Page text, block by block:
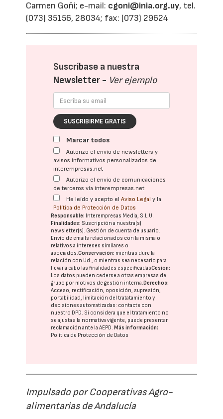
Carmen Goñi; e-mail: cgoni@inia.org.uy, tel.
(073) 35156, 28034; fax: (073) 29624
Suscríbase a nuestra
Newsletter - Ver ejemplo
SUSCRIBIRME GRATIS
Marcar todos
Autorizo el envío de newsletters y
avisos informativos personalizados de
interempresas.net
Autorizo el envío de comunicaciones
de terceros vía interempresas.net
He leído y acepto elAviso Legal y la
Política de Protección de Datos
Responsable: Interempresas Media, S.L.U.
Finalidades: Suscripción a nuestra(s)
newsletter(s). Gestión de cuenta de usuario.
Envío de emails relacionados con la misma o
relativos a intereses similares o
asociados.Conservación: mientras dure la
relación con Ud., o mientras sea necesario para
llevar a cabo las finalidades especificadasCesión:
Los datos pueden cederse a otras empresas del
grupo por motivos de gestión interna. Derechos:
Acceso, rectificación, oposición, supresión,
portabilidad, limitación del tratatamiento y
decisiones automatizadas: contacte con
nuestro DPD. Si considera que el tratamiento no
se ajusta a la normativa vigente, puede presentar
reclamación ante laAEPD. Más información:
Política de Protección de Datos
Impulsado por Cooperativas Agro-
alimentarias de Andalucía